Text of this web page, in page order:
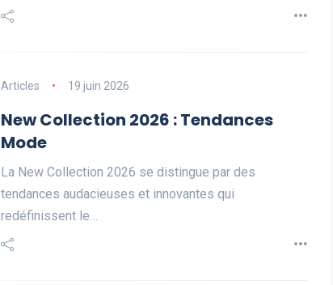
Articles 19 juin 2026
New Collection 2026 : Tendances
Mode
La New Collection 2026 se distingue par des
tendances audacieuses et innovantes qui
redéfinissent le…